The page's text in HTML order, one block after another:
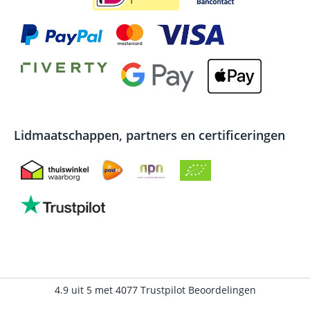
Lidmaatschappen, partners en certificeringen
4.9uit 5met 4077Trustpilot Beoordelingen